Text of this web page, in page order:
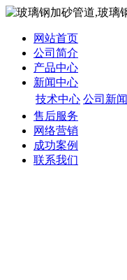
网站首页
公司简介
产品中心
新闻中心
技术中心 公司新闻
售后服务
网络营销
成功案例
联系我们